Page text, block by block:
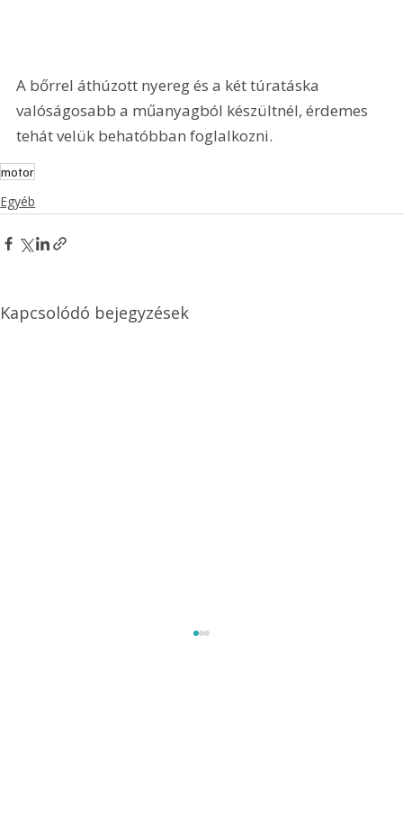
A bőrrel áthúzott nyereg és a két túratáska
valóságosabb a műanyagból készültnél, érdemes
tehát velük behatóbban foglalkozni.
motor
Egyéb
Kapcsolódó bejegyzések